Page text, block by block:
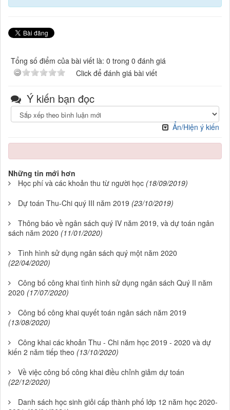
Tổng số điểm của bài viết là: 0 trong 0 đánh giá
Click để đánh giá bài viết
Ý kiến bạn đọc
Ẩn/Hiện ý kiến
Những tin mới hơn
Học phí và các khoản thu từ người học (18/09/2019)
Dự toán Thu-Chi quý III năm 2019 (23/10/2019)
Thông báo về ngân sách quý IV năm 2019, và dự toán ngân
sách năm 2020 (11/01/2020)
Tình hình sử dụng ngân sách quý một năm 2020
(22/04/2020)
Công bố công khai tình hình sử dụng ngân sách Quý II năm
2020 (17/07/2020)
Công bố công khai quyết toán ngân sách năm 2019
(13/08/2020)
Công khai các khoản Thu - Chi năm học 2019 - 2020 và dự
kiến 2 năm tiếp theo (13/10/2020)
Về việc công bố công khai điều chỉnh giảm dự toán
(22/12/2020)
Danh sách học sinh giỏi cấp thành phố lớp 12 năm học 2020-